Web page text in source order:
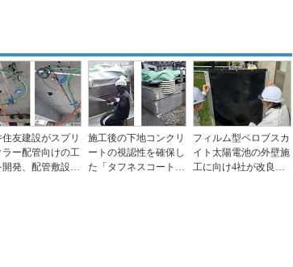
住友建設がスプリ
ラー配管向けの工
開発、配管敷設作
施工後の下地コンクリ
ートの視認性を確保し
た「タフネスコート工
フィルム型ペロブスカ
イト太陽電池の外壁施
工に向け4社が改良工